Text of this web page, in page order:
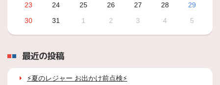
23
24 25 26 27 28
29
30
31 1 2 3 4 5
最近の投稿
⚡夏のレジャー お出かけ前点検⚡